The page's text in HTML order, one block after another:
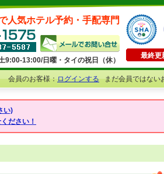
人気ホテル予約・手配専門
9:00-13:00/日曜・タイの祝日（休）
最終更
会員のお客様：ログインするまだ会員ではない
い)
ださい！